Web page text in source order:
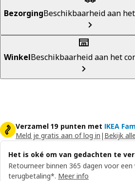
BezorgingBeschikbaarheid aan
WinkelBeschikbaarheid aan het
Verzamel 19 punten met IKEA
Meld je gratis aan of log in | Bekijk
Het is oké om van gedachten te
Retourneer binnen 365 dagen voor een
terugbetaling*. Meer info